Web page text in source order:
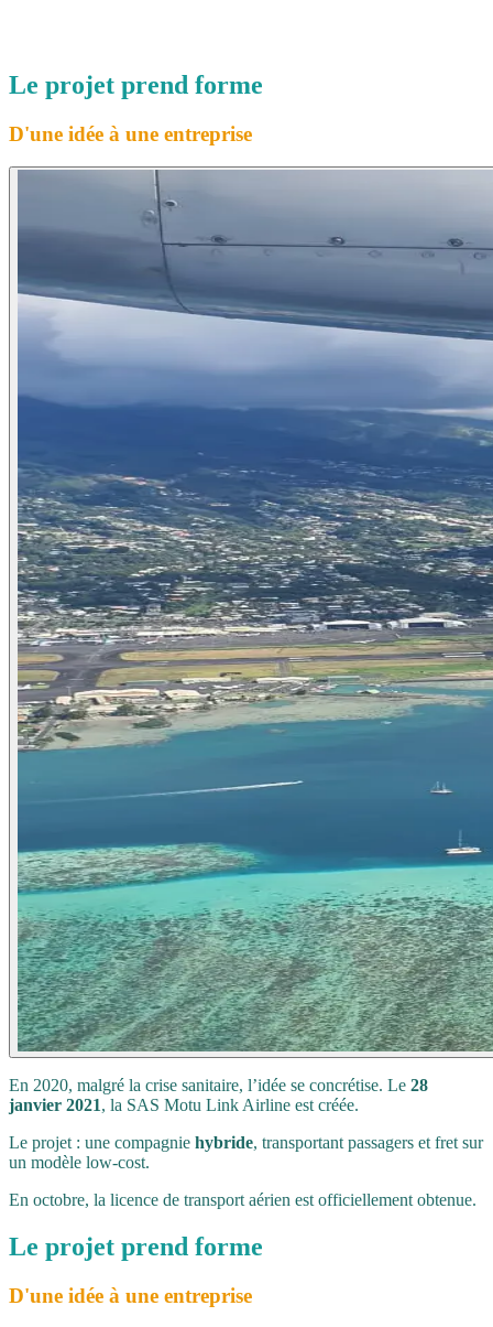
Le projet prend forme
D'une idée à une entreprise
En 2020, malgré la crise sanitaire, l’idée se concrétise. Le 28
janvier 2021, la SAS Motu Link Airline est créée.
Le projet : une compagnie hybride, transportant passagers et fret sur
un modèle low-cost.
En octobre, la licence de transport aérien est officiellement obtenue.
Le projet prend forme
D'une idée à une entreprise